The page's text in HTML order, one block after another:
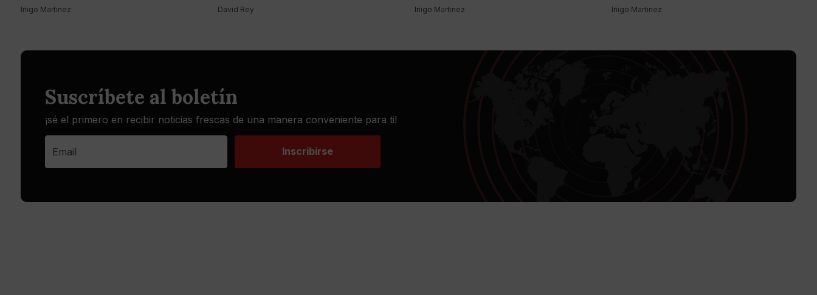
Iñigo Martinez David Rey Iñigo Martinez Iñigo Martinez
Suscríbete al boletín
¡sé el primero en recibir noticias frescas de una manera conveniente para ti!
Inscribirse